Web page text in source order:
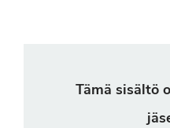
Tämä sisältö